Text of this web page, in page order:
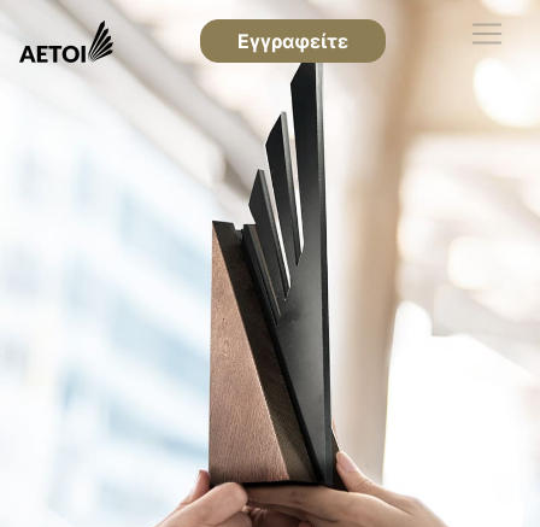
Εγγραφείτε